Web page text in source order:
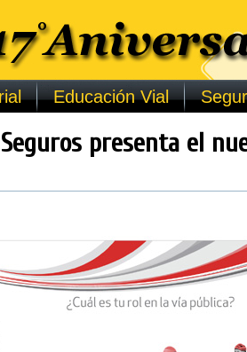
Educación Vial
presenta el